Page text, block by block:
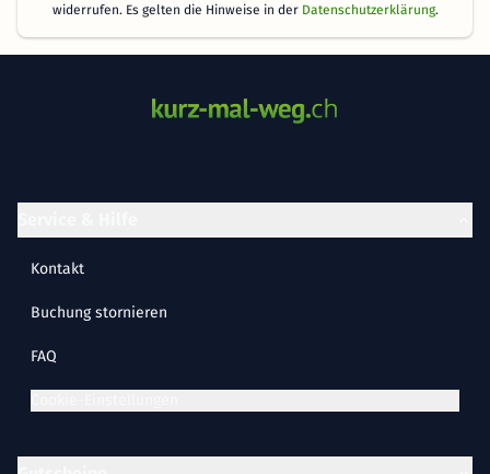
widerrufen. Es gelten die Hinweise in der Datenschutzerklärung.
Kontakt
Buchung stornieren
FAQ